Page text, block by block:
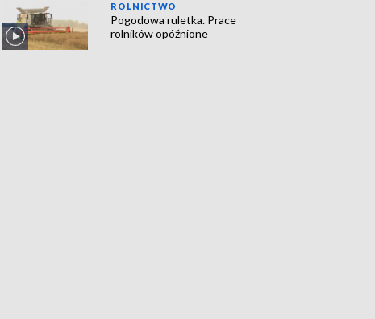
ROLNICTWO
Pogodowa ruletka. Prace
rolników opóźnione